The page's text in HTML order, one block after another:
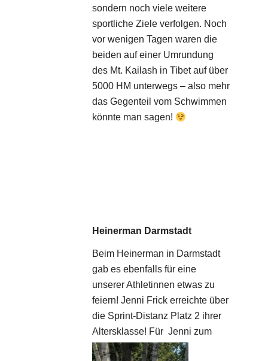
sondern noch viele weitere
sportliche Ziele verfolgen. Noch
vor wenigen Tagen waren die
beiden auf einer Umrundung
des Mt. Kailash in Tibet auf über
5000 HM unterwegs – also mehr
das Gegenteil vom Schwimmen
könnte man sagen!
Heinerman Darmstadt
Beim Heinerman in Darmstadt
gab es ebenfalls für eine
unserer Athletinnen etwas zu
feiern! Jenni Frick erreichte über
die Sprint-Distanz Platz 2 ihrer
Altersklasse! Für Jenni zum